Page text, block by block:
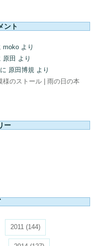
ント
moko より
原田 より
に 原田博規 より
様のストール | 雨の日の本
ー
2011 (144)